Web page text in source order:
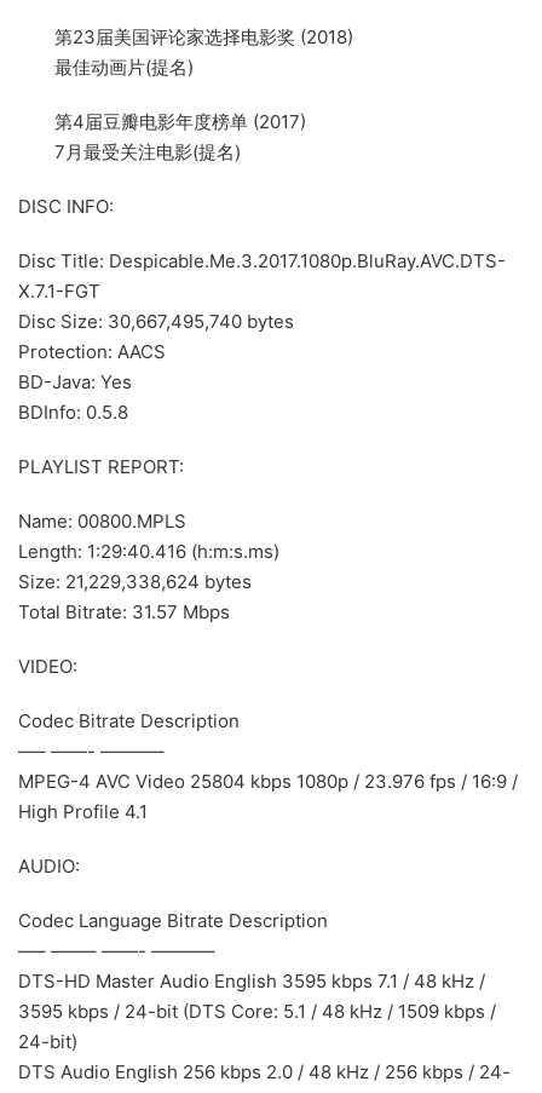
第23届美国评论家选择电影奖 (2018)
最佳动画片(提名)
第4届豆瓣电影年度榜单 (2017)
7月最受关注电影(提名)
DISC INFO:
Disc Title: Despicable.Me.3.2017.1080p.BluRay.AVC.DTS-
X.7.1-FGT
Disc Size: 30,667,495,740 bytes
Protection: AACS
BD-Java: Yes
BDInfo: 0.5.8
PLAYLIST REPORT:
Name: 00800.MPLS
Length: 1:29:40.416 (h:m:s.ms)
Size: 21,229,338,624 bytes
Total Bitrate: 31.57 Mbps
VIDEO:
Codec Bitrate Description
—– ——- ———–
MPEG-4 AVC Video 25804 kbps 1080p / 23.976 fps / 16:9 /
High Profile 4.1
AUDIO:
Codec Language Bitrate Description
—– ——– ——- ———–
DTS-HD Master Audio English 3595 kbps 7.1 / 48 kHz /
3595 kbps / 24-bit (DTS Core: 5.1 / 48 kHz / 1509 kbps /
24-bit)
DTS Audio English 256 kbps 2.0 / 48 kHz / 256 kbps / 24-